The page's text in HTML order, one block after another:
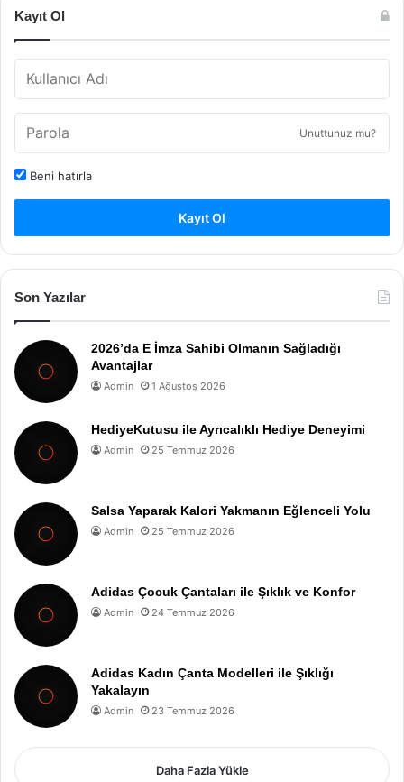
Kayıt Ol
Unuttunuz mu?
Beni hatırla
Kayıt Ol
Son Yazılar
2026’da E İmza Sahibi Olmanın Sağladığı
Avantajlar
Admin 1 Ağustos 2026
HediyeKutusu ile Ayrıcalıklı Hediye Deneyimi
Admin 25 Temmuz 2026
Salsa Yaparak Kalori Yakmanın Eğlenceli Yolu
Admin 25 Temmuz 2026
Adidas Çocuk Çantaları ile Şıklık ve Konfor
Admin 24 Temmuz 2026
Adidas Kadın Çanta Modelleri ile Şıklığı
Yakalayın
Admin 23 Temmuz 2026
Daha Fazla Yükle